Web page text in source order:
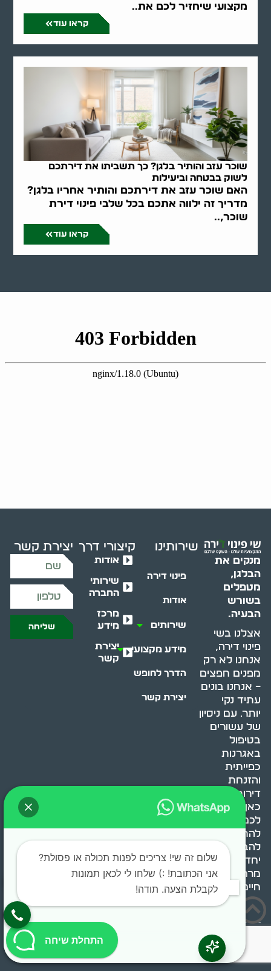
מקצועי שיחזיר לכם את..
קראו עוד
שוכר עזב והותיר בלגן? כך תשביתו את דירתכם
לשוק בבטחה וביעילות
האם שוכר עזב את דירתכם והותיר אחריו בלגן?
מדריך זה ילווה אתכם בכל שלבי פינוי דירת
שוכר,..
קראו עוד
מנקים את
הבלגן,
מטפלים
בשורש
הבעיה.
אצלנו בשי
פינוי דירה,
אנחנו לא רק
מפנים חפצים
– אנחנו בונים
עתיד נקי
יותר. עם ניסיון
של עשורים
בטיפול
באגרנות
כפייתית
והזנחת
דירות, אנחנו
כאן כדי לעזור
לכם
להתמודד,
להבין ולשנות.
יחד, ניצור
מרחב
חיים בריא ומאוזן.
שירותינו
פינוי דירה
אודות
שירותים
מידע מקצועי
הדרך לחופש
יצירת קשר
קיצורי דרך
אודות
שירותי
החברה
מרכז
מידע
יצירת
קשר
יצירת קשר
שליחה
הזכויות שמורות.
שלום זה שי! צריכים לפנות תכולה או פסולת?
אני הכתובת! :) שלחו לי לכאן תמונות
לקבלת הצעה. תודה!
התחלת שיחה